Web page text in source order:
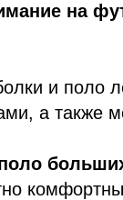
на
и поло
а также